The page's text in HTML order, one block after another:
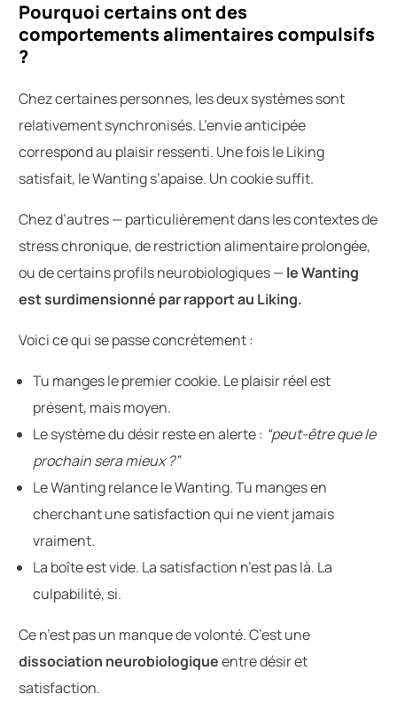
Pourquoi certains ont des
comportements alimentaires compulsifs
?
Chez certaines personnes, les deux systèmes sont
relativement synchronisés. L’envie anticipée
correspond au plaisir ressenti. Une fois le Liking
satisfait, le Wanting s’apaise. Un cookie suffit.
Chez d’autres — particulièrement dans les contextes de
stress chronique, de restriction alimentaire prolongée,
ou de certains profils neurobiologiques —le Wanting
est surdimensionné par rapport au Liking.
Voici ce qui se passe concrètement :
Tu manges le premier cookie. Le plaisir réel est
présent, mais moyen.
Le système du désir reste en alerte : “peut-être que le
prochain sera mieux ?”
Le Wanting relance le Wanting. Tu manges en
cherchant une satisfaction qui ne vient jamais
vraiment.
La boîte est vide. La satisfaction n’est pas là. La
culpabilité, si.
Ce n’est pas un manque de volonté. C’est une
dissociation neurobiologiqueentre désir et
satisfaction.